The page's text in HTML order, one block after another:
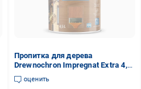
Пропитка для дерева
Drewnochron Impregnat Extra 4,5
л Натуральная сосна
(2790690792)
оценить